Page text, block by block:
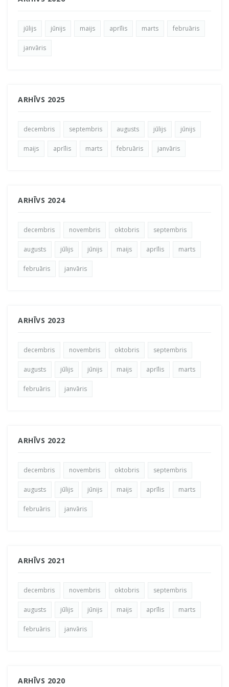
jūlijs jūnijs maijs aprīlis marts februāris
janvāris
ARHĪVS 2025
decembris septembris augusts jūlijs jūnijs
maijs aprīlis marts februāris janvāris
ARHĪVS 2024
decembris novembris oktobris septembris
augusts jūlijs jūnijs maijs aprīlis marts
februāris janvāris
ARHĪVS 2023
decembris novembris oktobris septembris
augusts jūlijs jūnijs maijs aprīlis marts
februāris janvāris
ARHĪVS 2022
decembris novembris oktobris septembris
augusts jūlijs jūnijs maijs aprīlis marts
februāris janvāris
ARHĪVS 2021
decembris novembris oktobris septembris
augusts jūlijs jūnijs maijs aprīlis marts
februāris janvāris
ARHĪVS 2020